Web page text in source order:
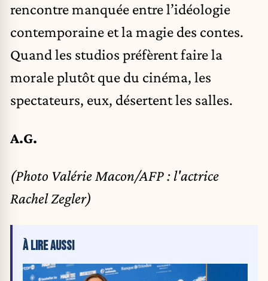
rencontre manquée entre l’idéologie
contemporaine et la magie des contes.
Quand les studios préfèrent faire la
morale plutôt que du cinéma, les
spectateurs, eux, désertent les salles.
A.G.
(Photo Valérie Macon/AFP : l'actrice
Rachel Zegler)
À LIRE AUSSI